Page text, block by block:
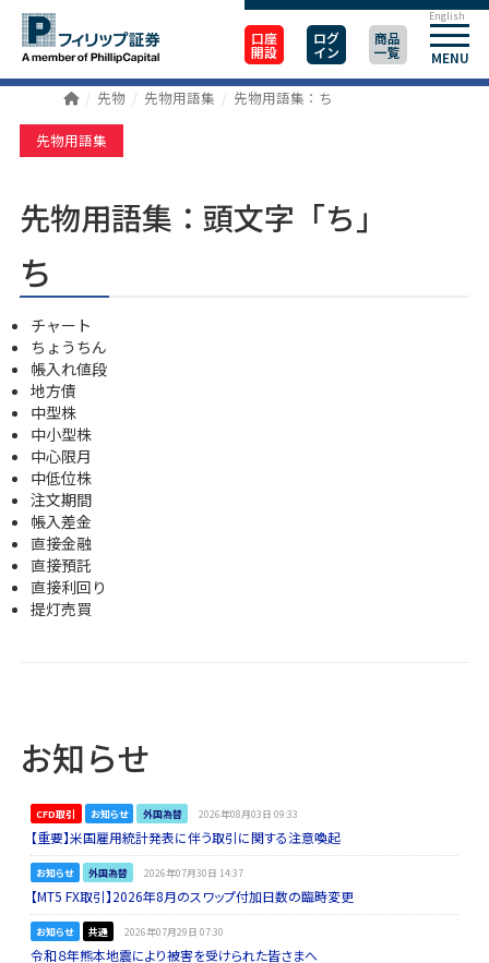
口座
開設
ログ
イン
商品
一覧 MENU
English
先物 先物用語集 先物用語集：ち
先物用語集
先物用語集：頭文字「ち」
ち
チャート
ちょうちん
帳入れ値段
地方債
中型株
中小型株
中心限月
中低位株
注文期間
帳入差金
直接金融
直接預託
直接利回り
提灯売買
お知らせ
CFD取引 お知らせ 外国為替 2026年08月03日 09:33
【重要】米国雇用統計発表に伴う取引に関する注意喚起
お知らせ 外国為替 2026年07月30日 14:37
【MT5 FX取引】2026年8月のスワップ付加日数の臨時変更
お知らせ 共通 2026年07月29日 07:30
令和８年熊本地震により被害を受けられた皆さまへ